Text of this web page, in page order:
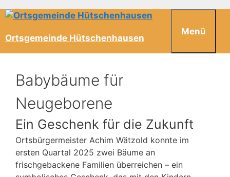
Ortsgemeinde Hütschenhausen
Menü
Babybäume für
Neugeborene
Ein Geschenk für die Zukunft
Ortsbürgermeister Achim Wätzold konnte im
ersten Quartal 2025 zwei Bäume an
frischgebackene Familien überreichen – ein